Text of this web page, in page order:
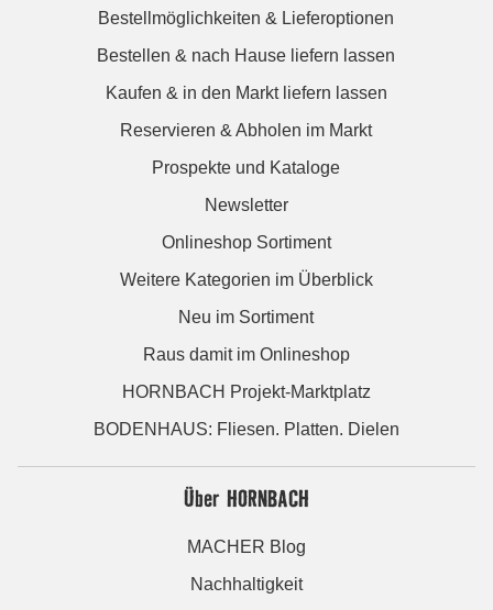
Bestellmöglichkeiten & Lieferoptionen
Bestellen & nach Hause liefern lassen
Kaufen & in den Markt liefern lassen
Reservieren & Abholen im Markt
Prospekte und Kataloge
Newsletter
Onlineshop Sortiment
Weitere Kategorien im Überblick
Neu im Sortiment
Raus damit im Onlineshop
HORNBACH Projekt-Marktplatz
BODENHAUS: Fliesen. Platten. Dielen
Über HORNBACH
MACHER Blog
Nachhaltigkeit